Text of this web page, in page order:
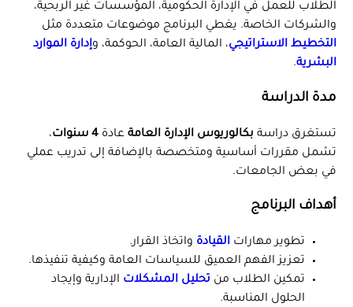
الطلاب للعمل في الإدارة الحكومية، المؤسسات غير الربحية،
والشركات الخاصة. يغطي البرنامج موضوعات متعددة مثل
التخطيط الاستراتيجي، المالية العامة، الحوكمة، وإدارة الموارد
البشرية.
مدة الدراسة
تستغرق دراسة بكالوريوس الإدارة العامة عادة 4 سنوات
،
تشمل مقررات أساسية ومتخصصة بالإضافة إلى تدريب عملي
في بعض الجامعات.
أهداف البرنامج
تطوير مهارات القيادة واتخاذ القرار.
تعزيز الفهم العميق للسياسات العامة وكيفية تنفيذها.
تمكين الطلاب من تحليل المشكلات الإدارية وإيجاد
الحلول المناسبة.